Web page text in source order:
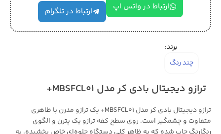
ارتباط در واتس اپ ارتباط در تلگرام
برند:
چند رنگ
ترازو دیجیتال بادی کر مدل MBSFCL01+
ترازو دیجیتال بادی کر مدل MBSFCL01+ یک ترازو مدرن با ظاهری
متفاوت و چشمگیر است. روی سطح کفه ترازو یک پترن و الگوی